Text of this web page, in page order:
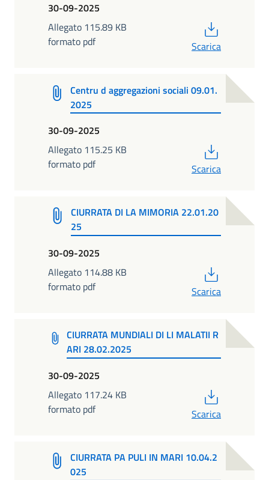
30-09-2025
Allegato 115.89 KB
formato pdf
Scarica
Centru d aggregazioni sociali 09.01.
2025
30-09-2025
Allegato 115.25 KB
formato pdf
Scarica
CIURRATA DI LA MIMORIA 22.01.20
25
30-09-2025
Allegato 114.88 KB
formato pdf
Scarica
CIURRATA MUNDIALI DI LI MALATII R
ARI 28.02.2025
30-09-2025
Allegato 117.24 KB
formato pdf
Scarica
CIURRATA PA PULI IN MARI 10.04.2
025